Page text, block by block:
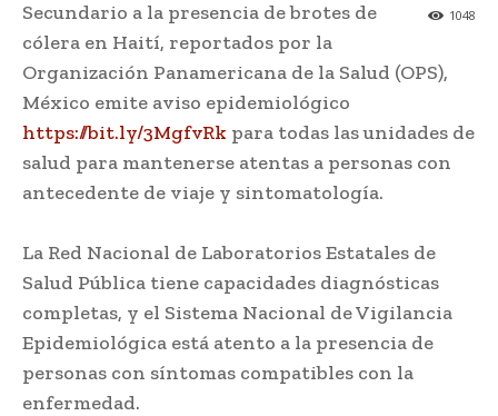
1048
Secundario a la presencia de brotes de
cólera en Haití, reportados por la
Organización Panamericana de la Salud (OPS),
México emite aviso epidemiológico
https://bit.ly/3MgfvRk para todas las unidades de
salud para mantenerse atentas a personas con
antecedente de viaje y sintomatología.
La Red Nacional de Laboratorios Estatales de
Salud Pública tiene capacidades diagnósticas
completas, y el Sistema Nacional de Vigilancia
Epidemiológica está atento a la presencia de
personas con síntomas compatibles con la
enfermedad.